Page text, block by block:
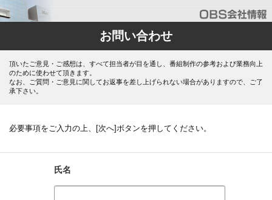
お問い合わせ
頂いたご意見・ご感想は、すべて担当者が目を通し、番組制作の参考および業務向上
のために使わせて頂きます。
なお、ご質問・ご意見に関してお返事を差し上げられない場合がありますので、ご了
承下さい。
必要事項をご入力の上、[次へ]ボタンを押してください。
氏名